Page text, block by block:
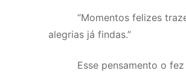
“Momentos felizes
alegrias já findas.”
Esse pensamento o